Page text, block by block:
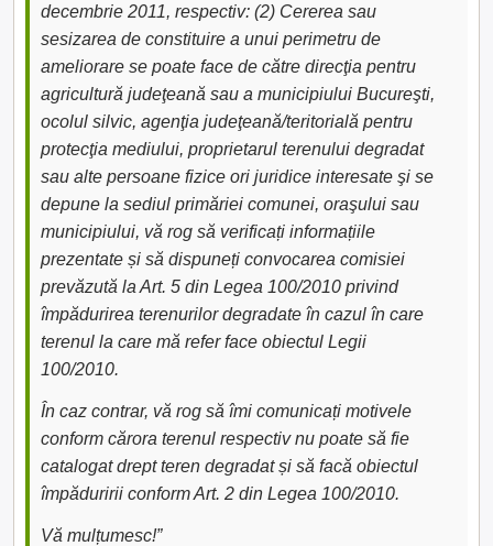
decembrie 2011, respectiv: (2) Cererea sau
sesizarea de constituire a unui perimetru de
ameliorare se poate face de către direcţia pentru
agricultură judeţeană sau a municipiului Bucureşti,
ocolul silvic, agenţia judeţeană/teritorială pentru
protecţia mediului, proprietarul terenului degradat
sau alte persoane fizice ori juridice interesate şi se
depune la sediul primăriei comunei, oraşului sau
municipiului, vă rog să verificați informațiile
prezentate și să dispuneți convocarea comisiei
prevăzută la Art. 5 din Legea 100/2010 privind
împădurirea terenurilor degradate în cazul în care
terenul la care mă refer face obiectul Legii
100/2010.
În caz contrar, vă rog să îmi comunicați motivele
conform cărora terenul respectiv nu poate să fie
catalogat drept teren degradat și să facă obiectul
împăduririi conform Art. 2 din Legea 100/2010.
Vă mulțumesc!”